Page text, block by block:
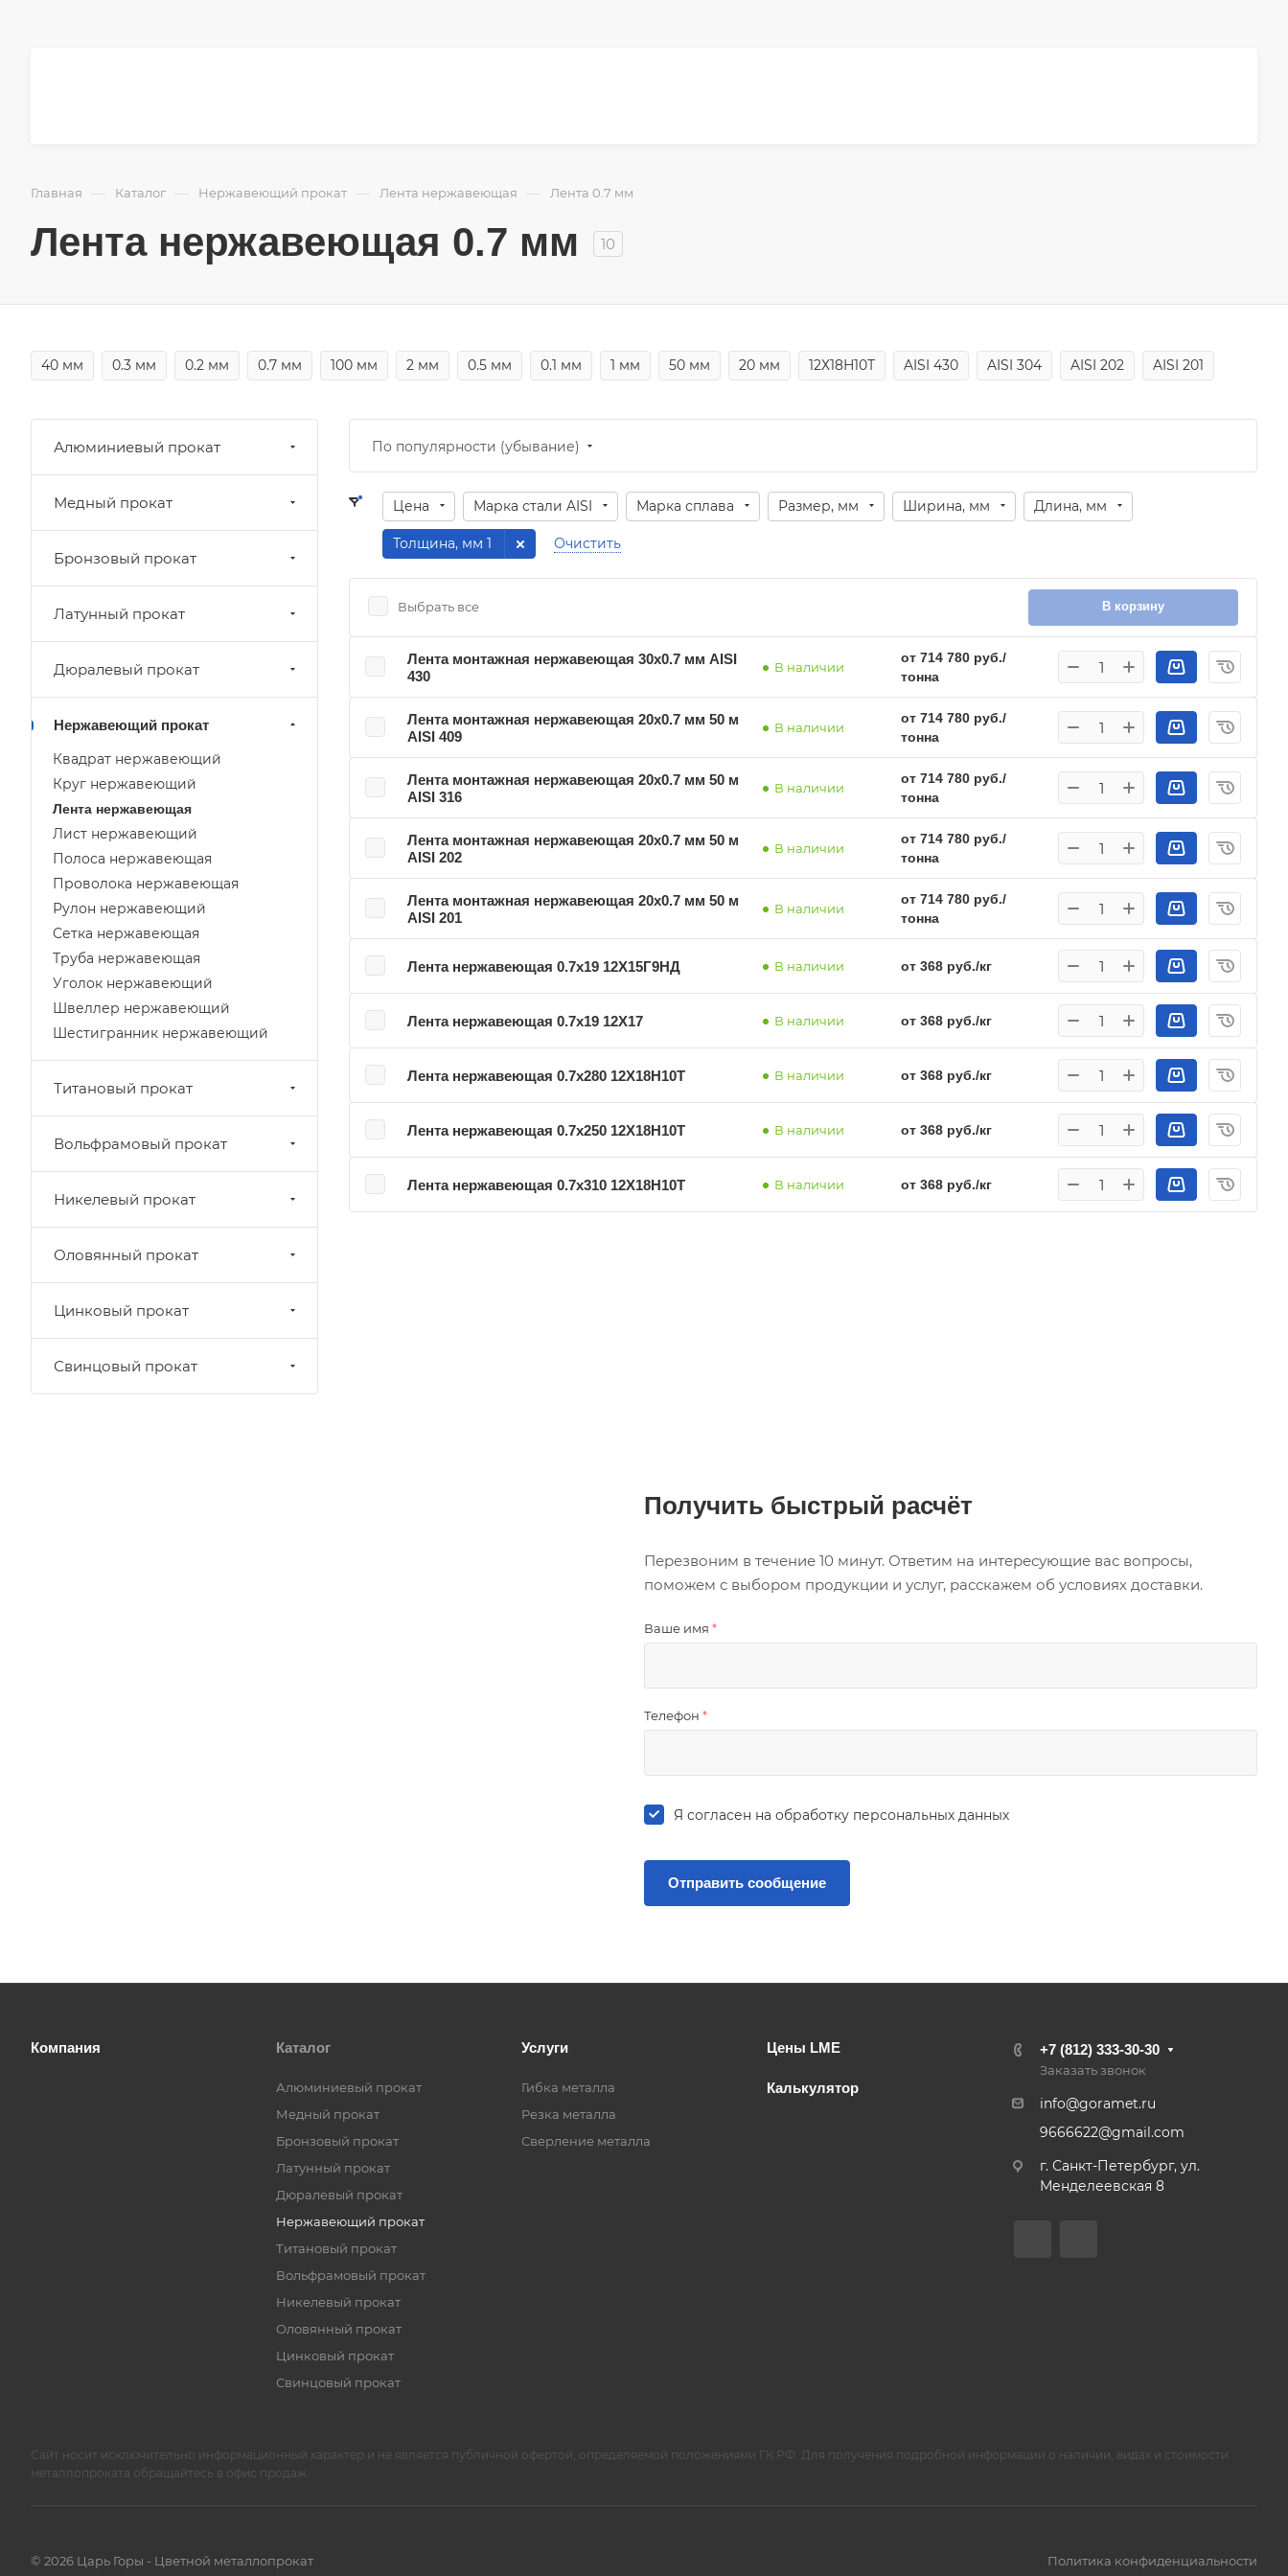
Главная — Каталог — Нержавеющий прокат — Лента нержавеющая — Лента 0.7 мм
Лента нержавеющая 0.7 мм 10
40 мм 0.3 мм 0.2 мм 0.7 мм 100 мм 2 мм 0.5 мм 0.1 мм 1 мм 50 мм 20 мм 12Х18Н10Т AISI 430 AISI 304 AISI 202 AISI 201
По популярности (убывание)
Цена Марка стали AISI Марка сплава Размер, мм Ширина, мм Длина, мм
Толщина, мм: 1 Очистить
Выбрать все В корзину
Лента монтажная нержавеющая 30х0.7 мм AISI
430
В наличии
от 714 780 руб./
тонна
Лента монтажная нержавеющая 20х0.7 мм 50 м
AISI 409
В наличии
от 714 780 руб./
тонна
Лента монтажная нержавеющая 20х0.7 мм 50 м
AISI 316
В наличии
от 714 780 руб./
тонна
Лента монтажная нержавеющая 20х0.7 мм 50 м
AISI 202
В наличии
от 714 780 руб./
тонна
Лента монтажная нержавеющая 20х0.7 мм 50 м
AISI 201
В наличии
от 714 780 руб./
тонна
Лента нержавеющая 0.7х19 12Х15Г9НД В наличии от 368 руб./кг
Лента нержавеющая 0.7х19 12Х17 В наличии от 368 руб./кг
Лента нержавеющая 0.7х280 12Х18Н10Т В наличии от 368 руб./кг
Лента нержавеющая 0.7х250 12Х18Н10Т В наличии от 368 руб./кг
Лента нержавеющая 0.7х310 12Х18Н10Т В наличии от 368 руб./кг
Алюминиевый прокат
Медный прокат
Бронзовый прокат
Латунный прокат
Дюралевый прокат
Нержавеющий прокат
Квадрат нержавеющий
Круг нержавеющий
Лента нержавеющая
Лист нержавеющий
Полоса нержавеющая
Проволока нержавеющая
Рулон нержавеющий
Сетка нержавеющая
Труба нержавеющая
Уголок нержавеющий
Швеллер нержавеющий
Шестигранник нержавеющий
Титановый прокат
Вольфрамовый прокат
Никелевый прокат
Оловянный прокат
Цинковый прокат
Свинцовый прокат
Получить быстрый расчёт
Перезвоним в течение 10 минут. Ответим на интересующие вас вопросы,
поможем с выбором продукции и услуг, расскажем об условиях доставки.
Ваше имя *
Телефон *
Я согласен на обработку персональных данных
Компания Каталог
Алюминиевый прокат
Медный прокат
Бронзовый прокат
Латунный прокат
Дюралевый прокат
Нержавеющий прокат
Титановый прокат
Вольфрамовый прокат
Никелевый прокат
Оловянный прокат
Цинковый прокат
Свинцовый прокат
Услуги
Гибка металла
Резка металла
Сверление металла
Цены LME
Калькулятор
+7 (812) 333-30-30
Заказать звонок
info@goramet.ru
9666622@gmail.com
г. Санкт-Петербург, ул.
Менделеевская 8
Сайт носит исключительно информационный характер и не является публичной офертой, определяемой положениями ГК РФ. Для получения подробной информации о наличии, видах и стоимости
металлопроката обращайтесь в офис продаж.
© 2026 Царь Горы - Цветной металлопрокат Политика конфиденциальности